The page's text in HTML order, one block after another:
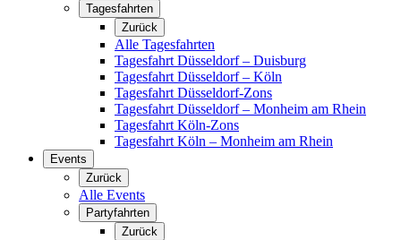
Tagesfahrten
Zurück
Alle Tagesfahrten
Tagesfahrt Düsseldorf – Duisburg
Tagesfahrt Düsseldorf – Köln
Tagesfahrt Düsseldorf-Zons
Tagesfahrt Düsseldorf – Monheim am Rhein
Tagesfahrt Köln-Zons
Tagesfahrt Köln – Monheim am Rhein
Events
Zurück
Alle Events
Partyfahrten
Zurück